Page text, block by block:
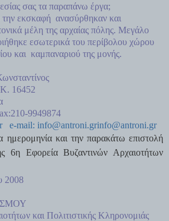
σας τα παραπάνω έργα;
εκσκαφή ανασύρθηκαν και
μέλη της αρχαίας πόλης. Μεγάλο
εσωτερικά του περίβολου χώρου
και καμπαναριού της μονής.
16452
9949874
e-mail: info@antroni.grinfo@antroni.gr
ημερομηνία και την παρακάτω επιστολή
6η Εφορεία Βυζαντινών Αρχαιοτήτων
2008
και Πολιτιστικής Κληρονομιάς